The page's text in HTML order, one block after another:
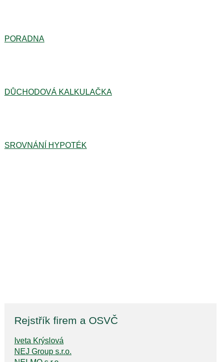
PORADNA
DŮCHODOVÁ KALKULAČKA
SROVNÁNÍ HYPOTÉK
Rejstřík firem a OSVČ
Iveta Krýslová
NEJ Group s.r.o.